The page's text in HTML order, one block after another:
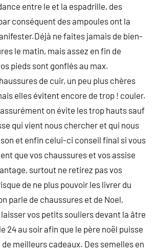
entre le et la espadrille, des
conséquent des ampoules ont la
ne faites jamais de bien-
le matin, mais assez en fin de
pieds sont gonflés au max.
de cuir, un peu plus chères
elles évitent encore de trop ! couler.
on évite les trop hauts sauf
qui vient nous chercher et qui nous
et enfin celui-ci conseil final si vous
que vos chaussures et vos assise
surtout ne retirez pas vos
de ne plus pouvoir les livrer du
parle de chaussures et de Noel,
laisser vos petits souliers devant la âtre
24 au soir afin que le père noël puisse
meilleurs cadeaux. Des semelles en